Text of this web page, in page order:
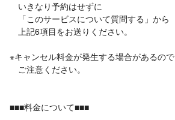
いきなり予約はせずに
「このサービスについて質問する」から
上記6項目をお送りください。
※キャンセル料金が発生する場合があるので
ご注意ください。
■■■料金について■■■